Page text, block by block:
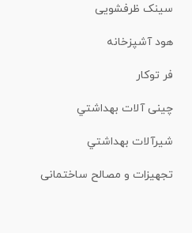
سینک ظرفشویی
هود آشپزخانه
فر توکار
چینی آلات بهداشتي
شیرآلات بهداشتي
تجهیزات و مصالح ساختمانی